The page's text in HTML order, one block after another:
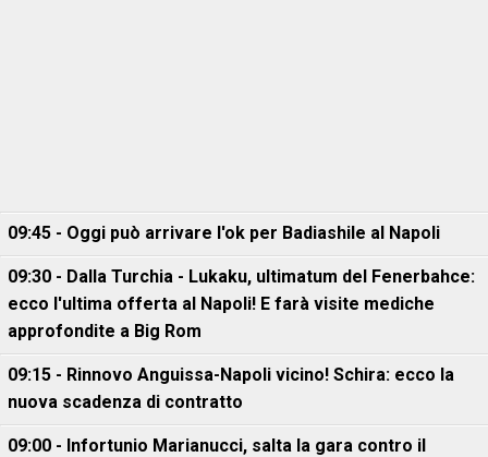
09:45 - Oggi può arrivare l'ok per Badiashile al Napoli
09:30 - Dalla Turchia - Lukaku, ultimatum del Fenerbahce:
ecco l'ultima offerta al Napoli! E farà visite mediche
approfondite a Big Rom
09:15 - Rinnovo Anguissa-Napoli vicino! Schira: ecco la
nuova scadenza di contratto
09:00 - Infortunio Marianucci, salta la gara contro il